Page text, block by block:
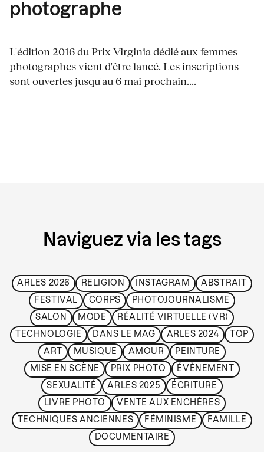
photographe
L'édition 2016 du Prix Virginia dédié aux femmes
photographes vient d'être lancé. Les inscriptions
sont ouvertes jusqu'au 6 mai prochain....
Naviguez via les tags
ARLES 2026 RELIGION INSTAGRAM ABSTRAIT
FESTIVAL CORPS PHOTOJOURNALISME
SALON MODE RÉALITÉ VIRTUELLE (VR)
TECHNOLOGIE DANS LE MAG ARLES 2024 TOP
ART MUSIQUE AMOUR PEINTURE
MISE EN SCÈNE PRIX PHOTO ÉVÈNEMENT
SEXUALITÉ ARLES 2025 ÉCRITURE
LIVRE PHOTO VENTE AUX ENCHÈRES
TECHNIQUES ANCIENNES FÉMINISME FAMILLE
DOCUMENTAIRE